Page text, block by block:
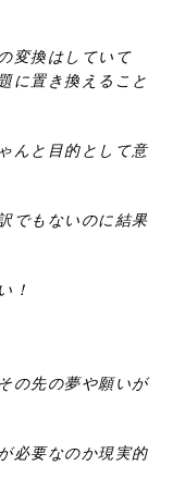
変換はしていて
に置き換えること
んと目的として意
でもないのに結果
い！
の先の夢や願いが
必要なのか現実的